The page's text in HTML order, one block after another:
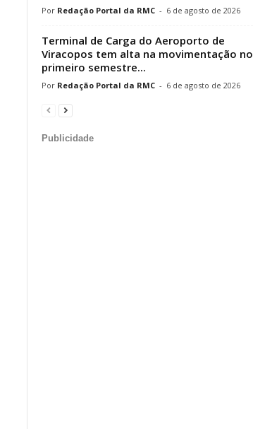
Redação Portal da RMC - 6 de agosto de 2026
Terminal de Carga do Aeroporto de
Viracopos tem alta na movimentação no
primeiro semestre...
Redação Portal da RMC - 6 de agosto de 2026
Publicidade